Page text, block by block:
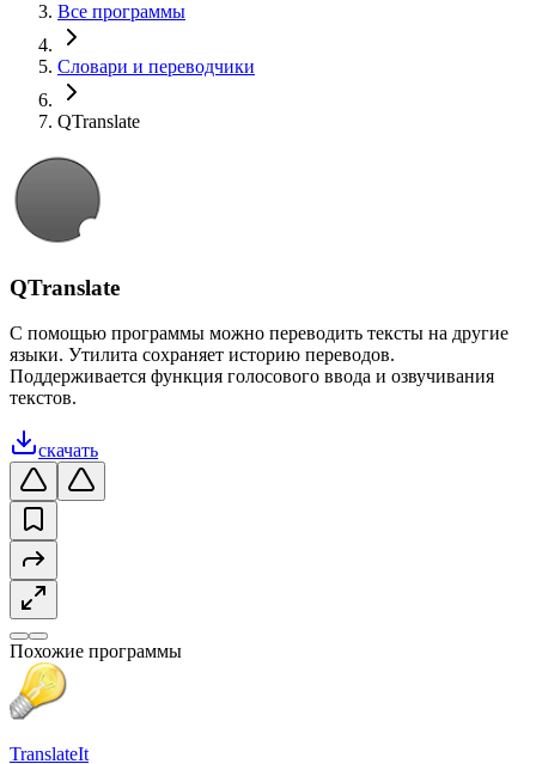
Все программы
Словари и переводчики
QTranslate
QTranslate
С помощью программы можно переводить тексты на другие
языки. Утилита сохраняет историю переводов.
Поддерживается функция голосового ввода и озвучивания
текстов.
скачать
Похожие программы
TranslateIt